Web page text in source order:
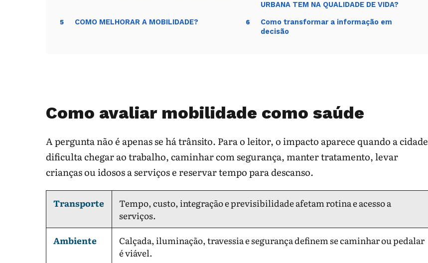
URBANA TEM NA QUALIDADE DE VIDA?
5 COMO MELHORAR A MOBILIDADE? 6
Como transformar a informação em
decisão
Como avaliar mobilidade como saúde
A pergunta não é apenas se há trânsito. Para o leitor, o impacto aparece quando a cidade
dificulta chegar ao trabalho, caminhar com segurança, manter tratamento, levar
crianças ou idosos a serviços e reservar tempo para descanso.
Transporte
Tempo, custo, integração e previsibilidade afetam rotina e acesso a
serviços.
Ambiente
Calçada, iluminação, travessia e segurança definem se caminhar ou pedalar
é viável.